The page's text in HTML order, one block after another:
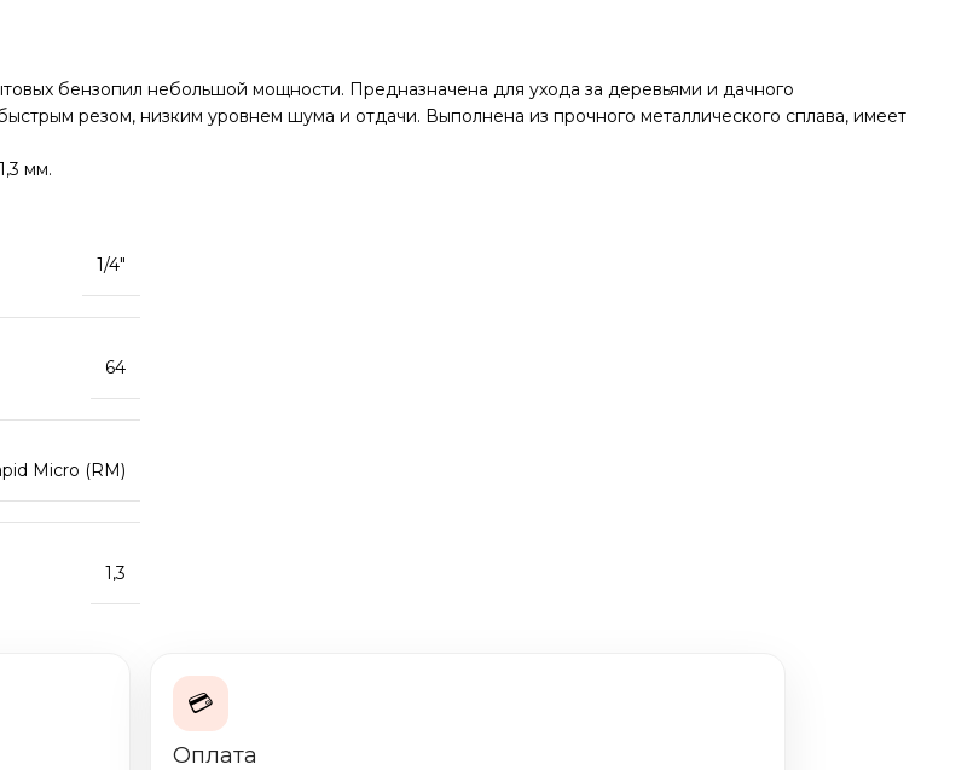
бензопил небольшой мощности. Предназначена для ухода за деревьями и дачного
резом, низким уровнем шума и отдачи. Выполнена из прочного металлического сплава, имеет
мм.
1/4″
64
Micro (RM)
1,3
💳
Оплата